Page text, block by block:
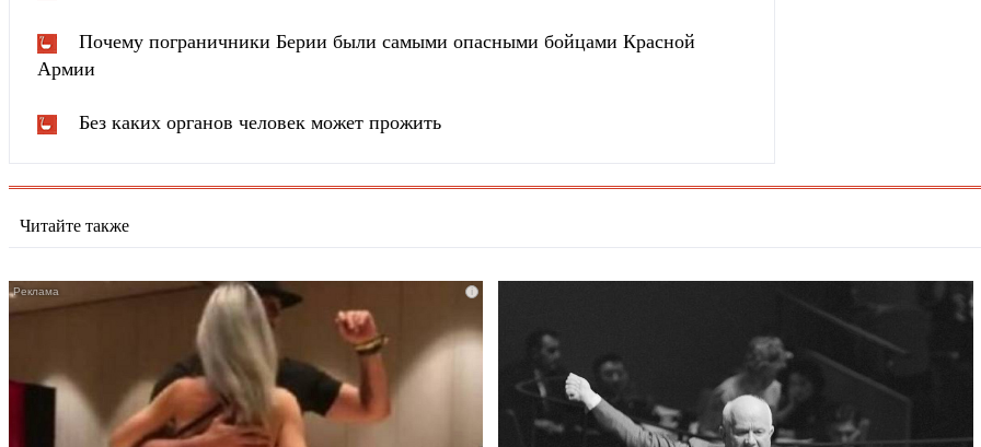
Почему пограничники Берии были самыми опасными бойцами Красной
Армии
Без каких органов человек может прожить
Читайте также
i